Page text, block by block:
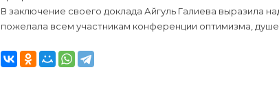
В заключение своего доклада Айгуль Галиева выразила
пожелала всем участникам конференции оптимизма,